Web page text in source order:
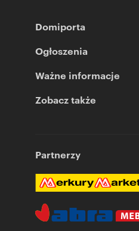
Domiporta
Ogłoszenia
Ważne informacje
Zobacz także
Partnerzy